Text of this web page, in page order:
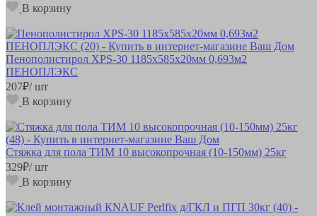
В корзину
Пенополистирол XPS-30 1185х585х20мм 0,693м2
ПЕНОПЛЭКС
207₽/ шт
В корзину
Стяжка для пола ТИМ 10 высокопрочная (10-150мм) 25кг
329₽/ шт
В корзину